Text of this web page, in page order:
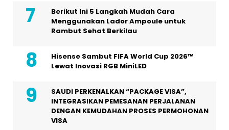
Berikut Ini 5 Langkah Mudah Cara
Menggunakan Lador Ampoule untuk
Rambut Sehat Berkilau
Hisense Sambut FIFA World Cup 2026™
Lewat Inovasi RGB MiniLED
SAUDI PERKENALKAN “PACKAGE VISA”,
INTEGRASIKAN PEMESANAN PERJALANAN
DENGAN KEMUDAHAN PROSES PERMOHONAN
VISA